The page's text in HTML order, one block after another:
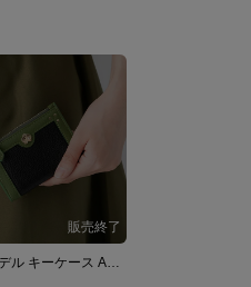
高遠 丞 モデル キーケース A3! 冬組